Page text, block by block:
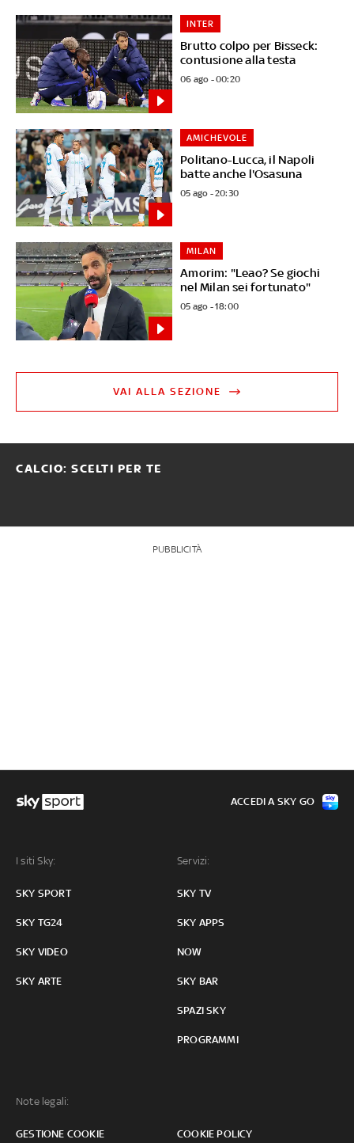
Brutto colpo per Bisseck:
contusione alla testa
INTER
06 ago - 00:20
Politano-Lucca, il Napoli
batte anche l'Osasuna
AMICHEVOLE
05 ago - 20:30
Amorim: "Leao? Se giochi
nel Milan sei fortunato"
MILAN
05 ago - 18:00
VAI ALLA SEZIONE
CALCIO: SCELTI PER TE
PUBBLICITÀ
I siti Sky:
SKY SPORT
SKY TG24
SKY VIDEO
SKY ARTE
Servizi:
SKY TV
SKY APPS
NOW
SKY BAR
SPAZI SKY
PROGRAMMI
Note legali:
GESTIONE COOKIE COOKIE POLICY
ACCEDI A SKY GO